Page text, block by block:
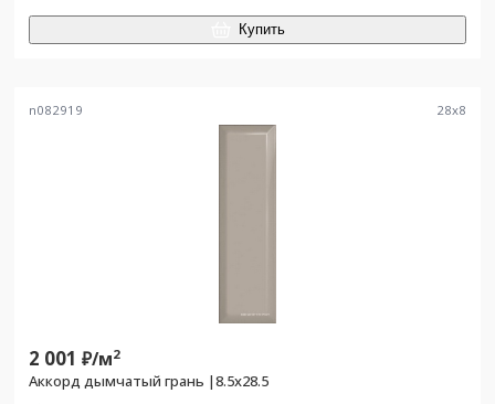
Купить
n082919 28x8
2 001 ₽/м2
Аккорд дымчатый грань |8.5x28.5